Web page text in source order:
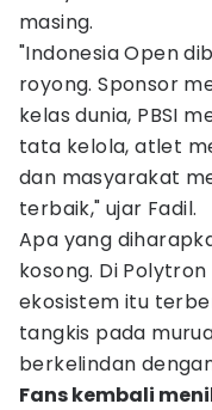
masing.
"Indonesia Open
royong. Sponsor
kelas dunia, PBSI
tata kelola, atlet
dan masyarakat
terbaik," ujar Fadil.
Apa yang
kosong. Di
ekosistem itu
tangkis pada
berkelindan
Fans kembali